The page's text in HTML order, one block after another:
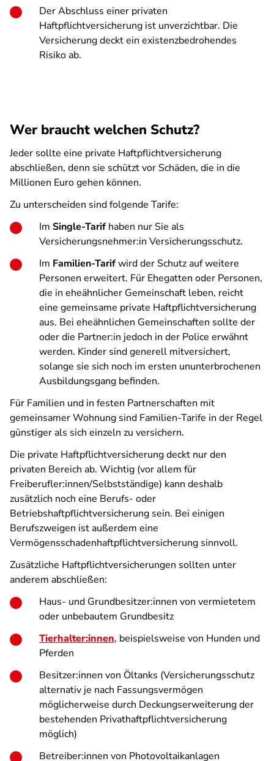
Der Abschluss einer privaten
Haftpflichtversicherung ist unverzichtbar. Die
Versicherung deckt ein existenzbedrohendes
Risiko ab.
Wer braucht welchen Schutz?
Jeder sollte eine private Haftpflichtversicherung
abschließen, denn sie schützt vor Schäden, die in die
Millionen Euro gehen können.
Zu unterscheiden sind folgende Tarife:
Im Single-Tarif haben nur Sie als
Versicherungsnehmer:in Versicherungsschutz.
Im Familien-Tarifwird der Schutz auf weitere
Personen erweitert. Für Ehegatten oder Personen,
die in eheähnlicher Gemeinschaft leben, reicht
eine gemeinsame private Haftpflichtversicherung
aus. Bei eheähnlichen Gemeinschaften sollte der
oder die Partner:in jedoch in der Police erwähnt
werden. Kinder sind generell mitversichert,
solange sie sich noch im ersten ununterbrochenen
Ausbildungsgang befinden.
Für Familien und in festen Partnerschaften mit
gemeinsamer Wohnung sind Familien-Tarife in der Regel
günstiger als sich einzeln zu versichern.
Die private Haftpflichtversicherung deckt nur den
privaten Bereich ab. Wichtig (vor allem für
Freiberufler:innen/Selbstständige) kann deshalb
zusätzlich noch eine Berufs- oder
Betriebshaftpflichtversicherung sein. Bei einigen
Berufszweigen ist außerdem eine
Vermögensschadenhaftpflichtversicherung sinnvoll.
Zusätzliche Haftpflichtversicherungen sollten unter
anderem abschließen:
Haus- und Grundbesitzer:innen von vermietetem
oder unbebautem Grundbesitz
Tierhalter:innen, beispielsweise von Hunden und
Pferden
Besitzer:innen von Öltanks (Versicherungsschutz
alternativ je nach Fassungsvermögen
möglicherweise durch Deckungserweiterung der
bestehenden Privathaftpflichtversicherung
möglich)
Betreiber:innen von Photovoltaikanlagen